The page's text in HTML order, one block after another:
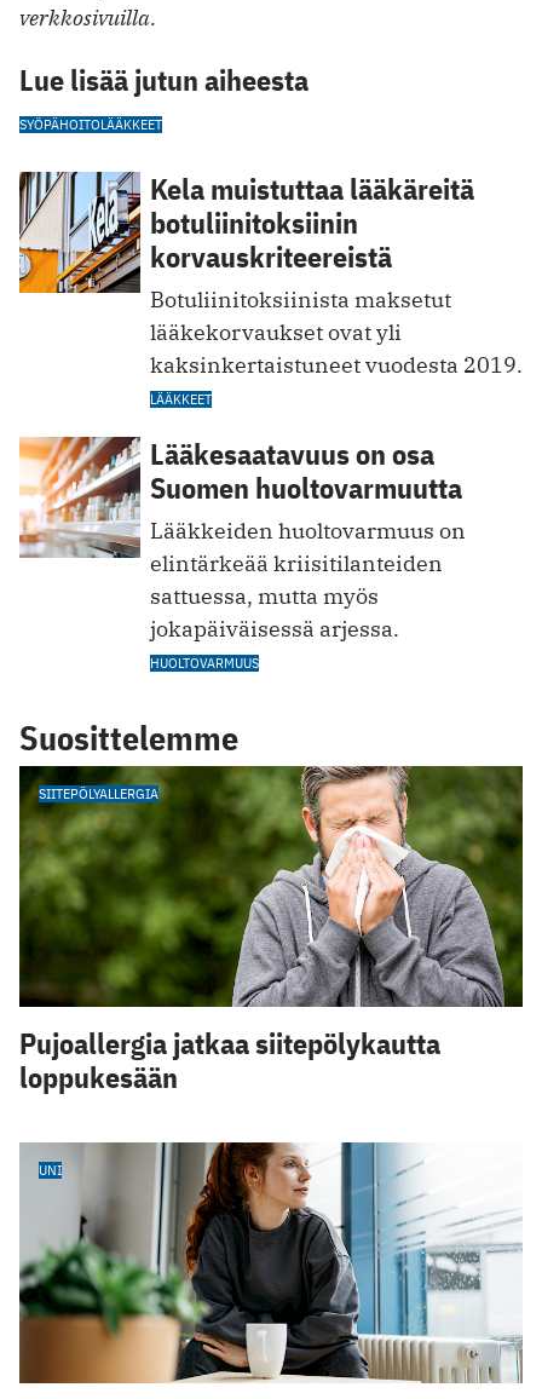
verkkosivuilla.
Lue lisää jutun aiheesta
SYÖPÄHOITOLÄÄKKEET
Kela muistuttaa lääkäreitä
botuliinitoksiinin
korvauskriteereistä
Botuliinitoksiinista maksetut
lääkekorvaukset ovat yli
kaksinkertaistuneet vuodesta 2019.
LÄÄKKEET
Lääkesaatavuus on osa
Suomen huoltovarmuutta
Lääkkeiden huoltovarmuus on
elintärkeää kriisitilanteiden
sattuessa, mutta myös
jokapäiväisessä arjessa.
HUOLTOVARMUUS
Suosittelemme
SIITEPÖLYALLERGIA
Pujoallergia jatkaa siitepölykautta
loppukesään
UNI